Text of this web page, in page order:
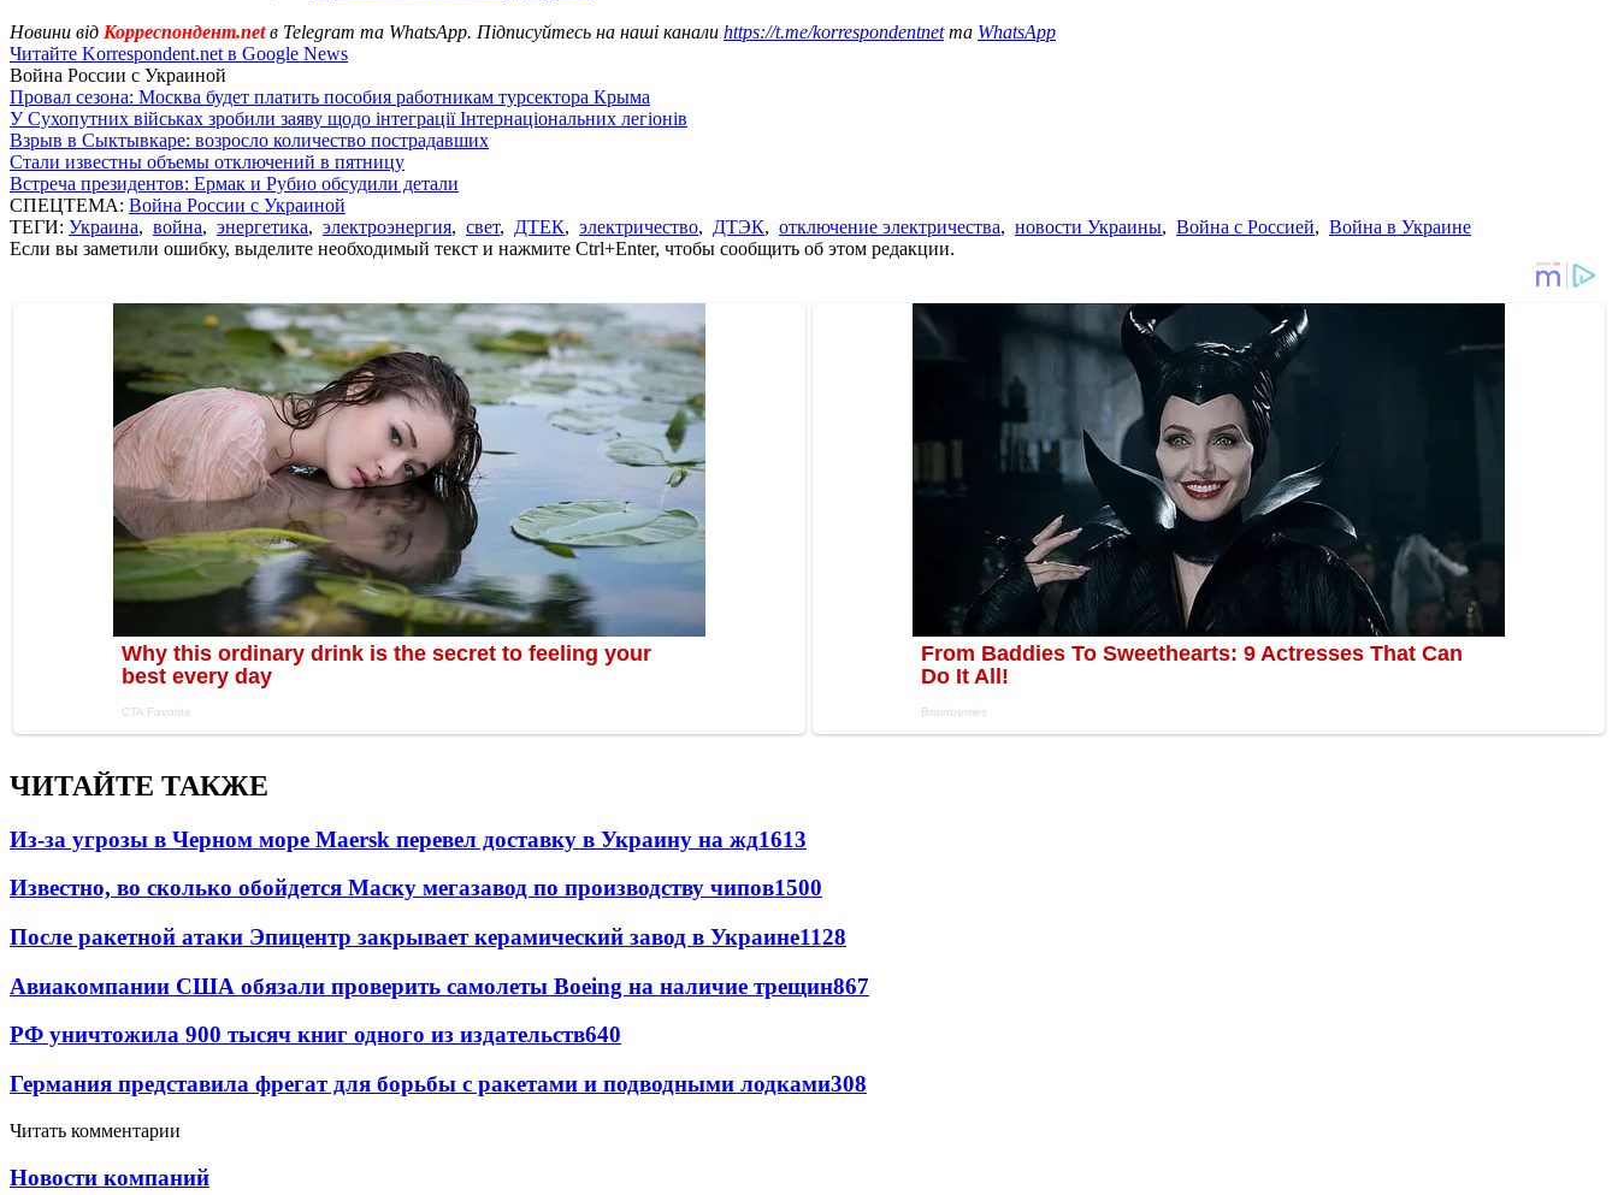
Новини від Корреспондент.netв Telegram та WhatsApp. Підписуйтесь на наші канали https://t.me/korrespondentnetта WhatsApp
Читайте Korrespondent.net в Google News
Война России с Украиной
Провал сезона: Москва будет платить пособия работникам турсектора Крыма
У Сухопутних військах зробили заяву щодо інтеграції Інтернаціональних легіонів
Взрыв в Сыктывкаре: возросло количество пострадавших
Стали известны объемы отключений в пятницу
Встреча президентов: Ермак и Рубио обсудили детали
СПЕЦТЕМА: Война России с Украиной
ТЕГИ: Украина, война, энергетика, электроэнергия, свет, ДТЕК, электричество, ДТЭК, отключение электричества, новости Украины, Война с Россией, Война в Украине
Если вы заметили ошибку, выделите необходимый текст и нажмите Ctrl+Enter, чтобы сообщить об этом редакции.
ЧИТАЙТЕ ТАКЖЕ
Из-за угрозы в Черном море Maersk перевел доставку в Украину на жд1613
Известно, во сколько обойдется Маску мегазавод по производству чипов1500
После ракетной атаки Эпицентр закрывает керамический завод в Украине1128
Авиакомпании США обязали проверить самолеты Boeing на наличие трещин867
РФ уничтожила 900 тысяч книг одного из издательств640
Германия представила фрегат для борьбы с ракетами и подводными лодками308
Читать комментарии
Новости компаний